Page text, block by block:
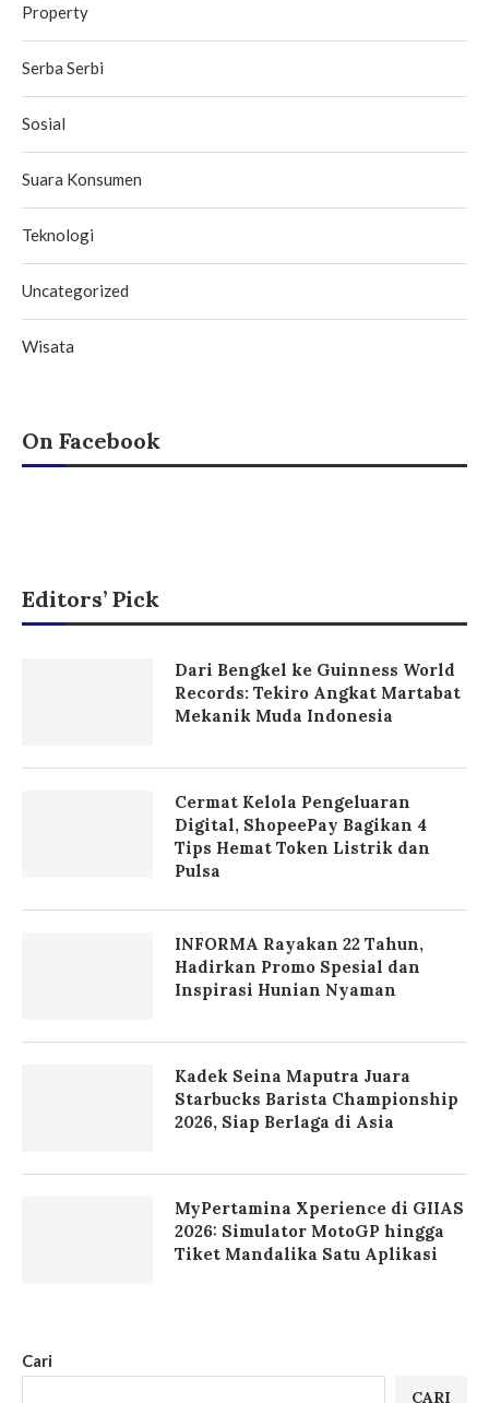
Cari
CARI
Property
Serba Serbi
Sosial
Suara Konsumen
Teknologi
Uncategorized
Wisata
On Facebook
Editors’ Pick
Dari Bengkel ke Guinness World
Records: Tekiro Angkat Martabat
Mekanik Muda Indonesia
Cermat Kelola Pengeluaran
Digital, ShopeePay Bagikan 4
Tips Hemat Token Listrik dan
Pulsa
INFORMA Rayakan 22 Tahun,
Hadirkan Promo Spesial dan
Inspirasi Hunian Nyaman
Kadek Seina Maputra Juara
Starbucks Barista Championship
2026, Siap Berlaga di Asia
MyPertamina Xperience di GIIAS
2026: Simulator MotoGP hingga
Tiket Mandalika Satu Aplikasi